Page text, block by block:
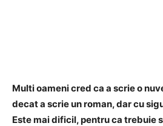
Multi oameni cred ca a scrie o
decat a scrie un roman, dar cu
Este mai dificil, pentru ca trebuie